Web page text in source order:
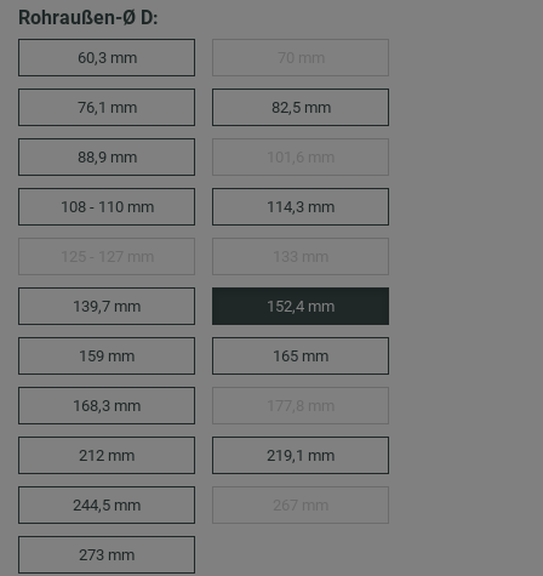
Rohraußen-Ø D:
60,3 mm
76,1 mm 82,5 mm
88,9 mm
108 - 110 mm 114,3 mm
139,7 mm 152,4 mm
159 mm 165 mm
168,3 mm
212 mm 219,1 mm
244,5 mm
273 mm